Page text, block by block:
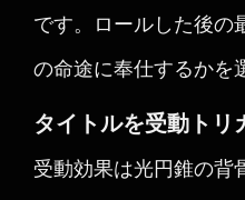
です。ロールした後の
の命途に奉仕するかを
タイトルを受動トリ
受動効果は光円錐の背